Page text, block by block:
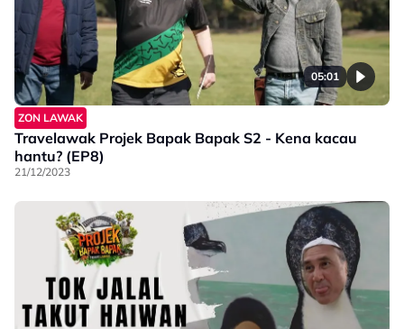
05:01
ZON LAWAK
Travelawak Projek Bapak Bapak S2 - Kena kacau
hantu? (EP8)
21/12/2023